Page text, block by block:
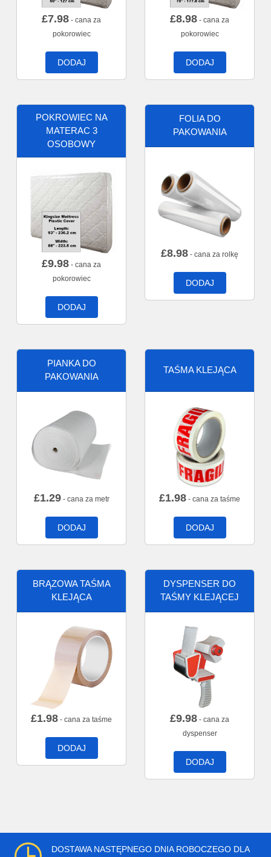
£7.98 - cana za
pokorowiec
DODAJ
£8.98 - cana za
pokorowiec
DODAJ
POKROWIEC NA
MATERAC 3
OSOBOWY
£9.98 - cana za
pokorowiec
DODAJ
FOLIA DO
PAKOWANIA
£8.98 - cana za rolkę
DODAJ
PIANKA DO
PAKOWANIA
£1.29- cana za metr
DODAJ
TAŚMA KLEJĄCA
£1.98 - cana za taśme
DODAJ
BRĄZOWA TAŚMA
KLEJĄCA
£1.98 - cana za taśme
DODAJ
DYSPENSER DO
TAŚMY KLEJĄCEJ
£9.98 - cana za
dyspenser
DODAJ
DOSTAWA NASTĘPNEGO DNIA ROBOCZEGO DLA